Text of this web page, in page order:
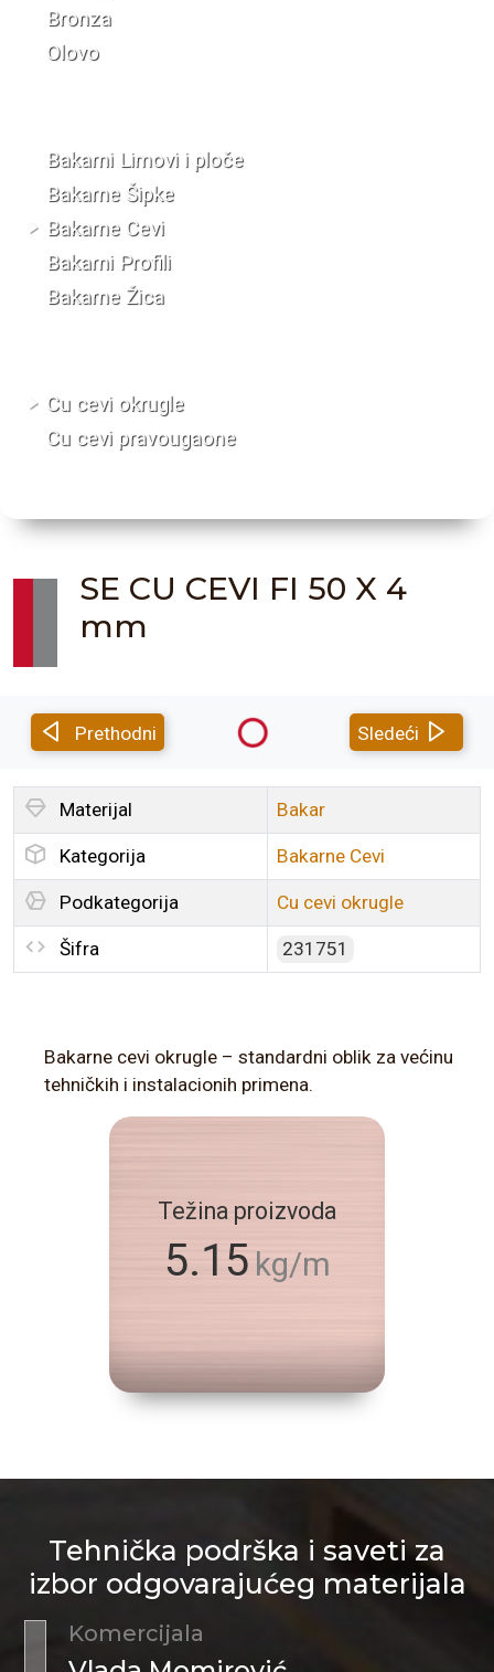
Bronza
Olovo
Bakarni Limovi i ploče
Bakarne Šipke
Bakarne Cevi
Bakarni Profili
Bakarne Žica
Cu cevi okrugle
Cu cevi pravougaone
SE CU CEVI FI 50 X 4
mm
Prethodni Sledeći
Materijal Bakar
Kategorija Bakarne Cevi
Podkategorija Cu cevi okrugle
Šifra 231751
Bakarne cevi okrugle – standardni oblik za većinu
tehničkih i instalacionih primena.
Težina proizvoda
5.15 kg/m
Tehnička podrška i saveti za
izbor odgovarajućeg materijala
Komercijala